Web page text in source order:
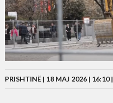
PRISHTINË | 18 MAJ 2026 | 16:10 |